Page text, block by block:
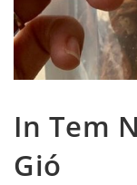
In Tem
Gió